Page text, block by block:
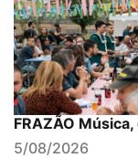
FRAZÃO
5/08/2026